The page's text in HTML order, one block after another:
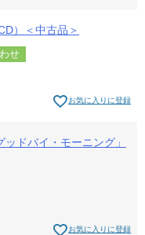
）＜中古品＞
せ
お気に入りに登録
ドバイ・モーニング」
お気に入りに登録